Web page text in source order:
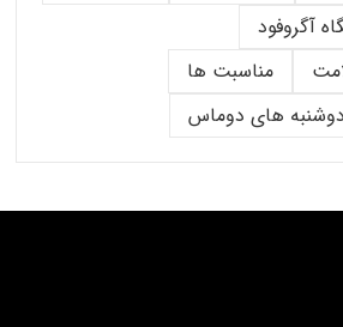
آگروفود
مناسبت ها
دوشنبه های دوماس